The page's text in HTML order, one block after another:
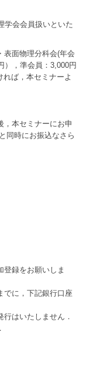
学会会員扱いといた
表面物理分科会(年会
），準会員：3,000円
れば，本セミナーよ
，本セミナーにお申
同時にお振込なさら
登録をお願いしま
でに，下記銀行口座
はいたしません．